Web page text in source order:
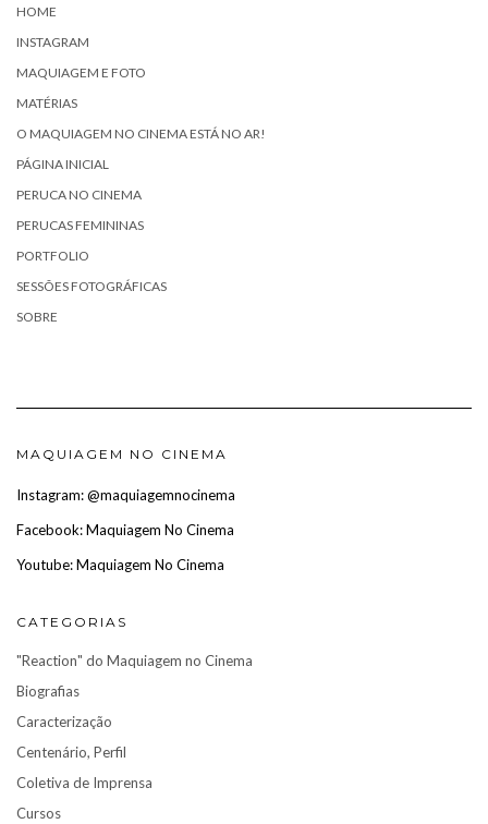
HOME
INSTAGRAM
MAQUIAGEM E FOTO
MATÉRIAS
O MAQUIAGEM NO CINEMA ESTÁ NO AR!
PÁGINA INICIAL
PERUCA NO CINEMA
PERUCAS FEMININAS
PORTFOLIO
SESSÕES FOTOGRÁFICAS
SOBRE
MAQUIAGEM NO CINEMA
Instagram: @maquiagemnocinema
Facebook: Maquiagem No Cinema
Youtube: Maquiagem No Cinema
CATEGORIAS
"Reaction" do Maquiagem no Cinema
Biografias
Caracterização
Centenário, Perfil
Coletiva de Imprensa
Cursos